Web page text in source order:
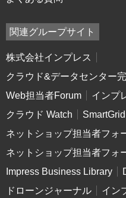
関連グループサイト
株式会社インプレス
クラウド&データセンター
Web担当者Forum
インプ
クラウド Watch
ネットショップ担当者フォ
ネットショップ担当者フォ
Impress Business Library
ドローンジャーナル
イン